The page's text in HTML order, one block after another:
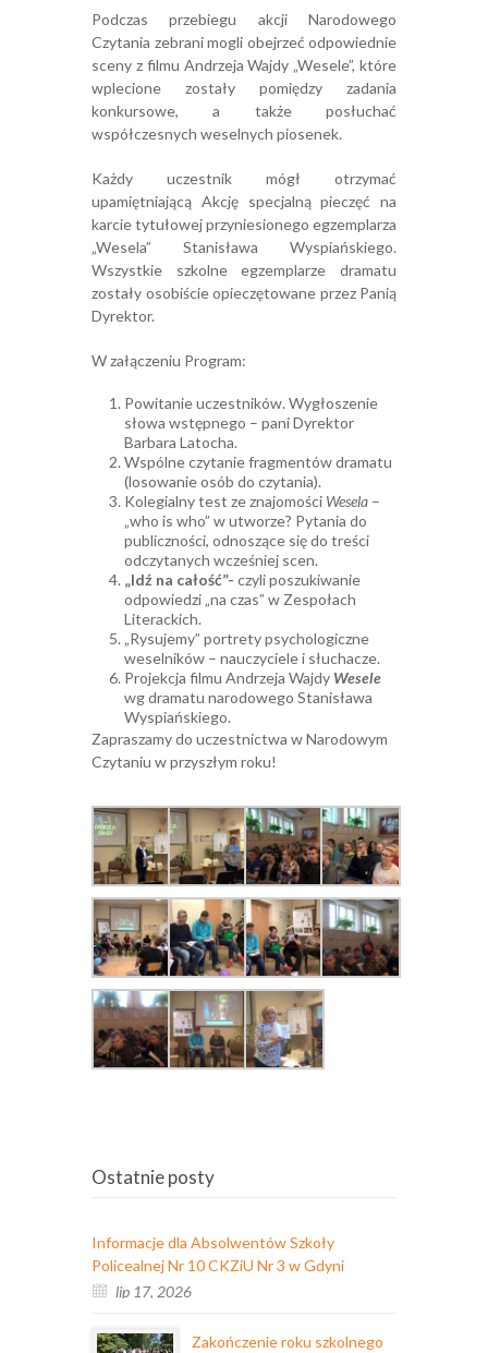
Podczas przebiegu akcji Narodowego
Czytania zebrani mogli obejrzeć odpowiednie
sceny z filmu Andrzeja Wajdy „Wesele”, które
wplecione zostały pomiędzy zadania
konkursowe, a także posłuchać
współczesnych weselnych piosenek.
Każdy uczestnik mógł otrzymać
upamiętniającą Akcję specjalną pieczęć na
karcie tytułowej przyniesionego egzemplarza
„Wesela” Stanisława Wyspiańskiego.
Wszystkie szkolne egzemplarze dramatu
zostały osobiście opieczętowane przez Panią
Dyrektor.
W załączeniu Program:
Powitanie uczestników. Wygłoszenie
słowa wstępnego – pani Dyrektor
Barbara Latocha.
Wspólne czytanie fragmentów dramatu
(losowanie osób do czytania).
Kolegialny test ze znajomości Wesela –
„who is who” w utworze? Pytania do
publiczności, odnoszące się do treści
odczytanych wcześniej scen.
„Idź na całość”- czyli poszukiwanie
odpowiedzi „na czas” w Zespołach
Literackich.
„Rysujemy” portrety psychologiczne
weselników – nauczyciele i słuchacze.
Projekcja filmu Andrzeja Wajdy Wesele
wg dramatu narodowego Stanisława
Wyspiańskiego.
Zapraszamy do uczestnictwa w Narodowym
Czytaniu w przyszłym roku!
Ostatnie posty
Informacje dla Absolwentów Szkoły
Policealnej Nr 10 CKZiU Nr 3 w Gdyni
lip 17, 2026
Zakończenie roku szkolnego